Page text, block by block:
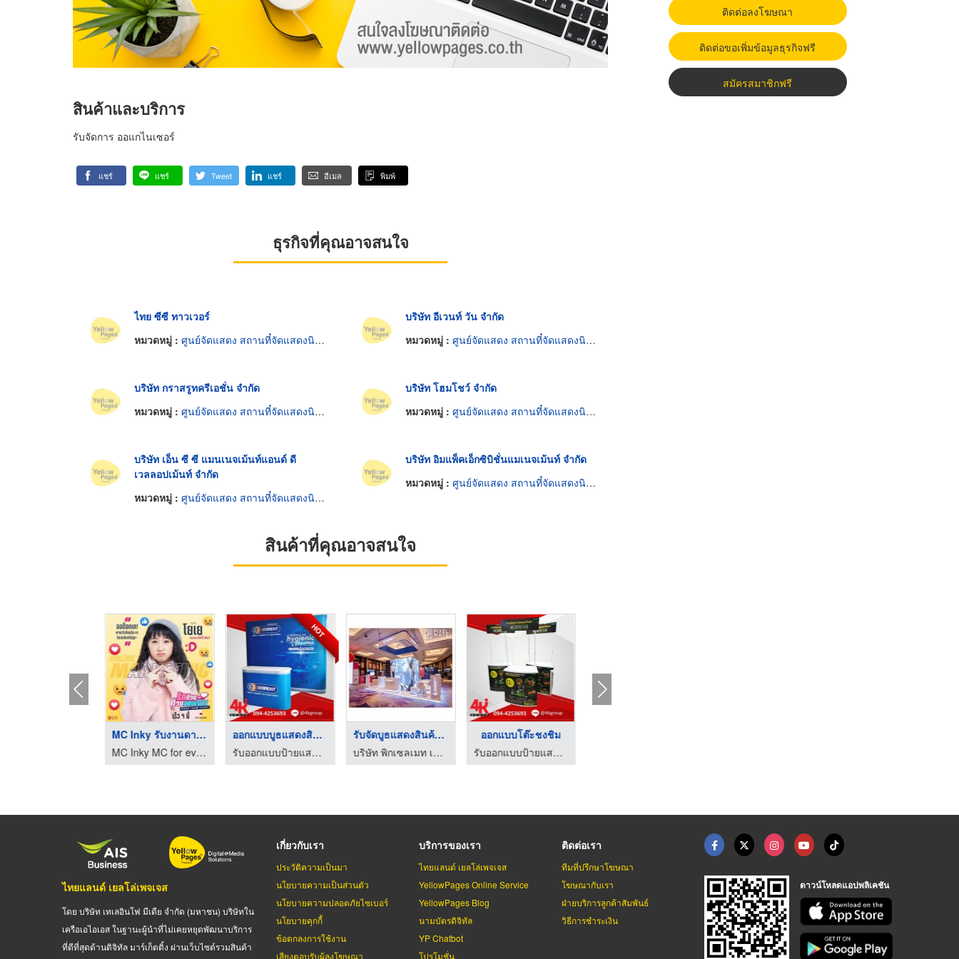
สินค้าและบริการ
รับจัดการ ออแกไนเซอร์
แชร์ แชร์ Tweet แชร์ อีเมล พิมพ์
ธุรกิจที่คุณอาจสนใจ
ไทย ซีซี ทาวเวอร์
หมวดหมู่ : ศูนย์จัดแสดง สถานที๋จัดแสดงนิทรรศการ
บริษัท อีเวนท์ วัน จำกัด
หมวดหมู่ : ศูนย์จัดแสดง สถานที๋จัดแสดงนิทรรศการ
บริษัท กราสรูทครีเอชั่น จำกัด
หมวดหมู่ : ศูนย์จัดแสดง สถานที๋จัดแสดงนิทรรศการ
บริษัท โฮมโชว์ จำกัด
หมวดหมู่ : ศูนย์จัดแสดง สถานที๋จัดแสดงนิทรรศการ
บริษัท เอ็น ซี ซี แมนเนจเม้นท์แอนด์ ดี
เวลลอปเม้นท์ จำกัด
หมวดหมู่ : ศูนย์จัดแสดง สถานที๋จัดแสดงนิทรรศการ
บริษัท อิมแพ็คเอ็กซิบิชั่นแมเนจเม้นท์ จำกัด
หมวดหมู่ : ศูนย์จัดแสดง สถานที๋จัดแสดงนิทรรศการ
สินค้าที่คุณอาจสนใจ
MC Inky รับงานดารานั ...
MC Inky MC for events MC in English พิธีกรรับจ้าง พิธีกรมืออาชีพ รับงานพิธีกรสองภาษา พิธีกรงานอีเว้นท์ภาษาอังกฤษ
HOT
ออกแบบบูธแสดงสินค้า
รับออกแบบป้ายแสดงสินค้า รับออกแบบบูธแสดงสินค้า 4kgroup
รับจัดบูธแสดงสินค้าแ ...
บริษัท พิกเซลเมท เอ็กซิบิชั่น จำกัด
ออกแบบโต๊ะชงชิม
รับออกแบบป้ายแสดงสินค้า รับออกแบบบูธแสดงสินค้า 4kgroup
ติดต่อลงโฆษณา
ติดต่อขอเพิ่มข้อมูลธุรกิจฟรี
สมัครสมาชิกฟรี
ไทยแลนด์ เยลโล่เพจเจส
โดย บริษัท เทเลอินโฟ มีเดีย จำกัด (มหาชน) บริษัทใน
เครือเอไอเอส ในฐานะผู้นำที่ไม่เคยหยุดพัฒนาบริการ
ที่ดีที่สุดด้านดิจิทัล มาร์เก็ตติ้ง ผ่านเว็บไซต์รวมสินค้า
เกี่ยวกับเรา
ประวัติความเป็นมา
นโยบายความเป็นส่วนตัว
นโยบายความปลอดภัยไซเบอร์
นโยบายคุกกี้
ข้อตกลงการใช้งาน
เสียงตอบรับผู้ลงโฆษณา
บริการของเรา
ไทยแลนด์ เยลโล่เพจเจส
YellowPages Online Service
YellowPages Blog
นามบัตรดิจิทัล
YP Chatbot
โปรโมชั่น
ติดต่อเรา
ทีมที่ปรึกษาโฆษณา
โฆษณากับเรา
ฝ่ายบริการลูกค้าสัมพันธ์
วิธีการชำระเงิน
ดาวน์โหลดแอปพลิเคชัน